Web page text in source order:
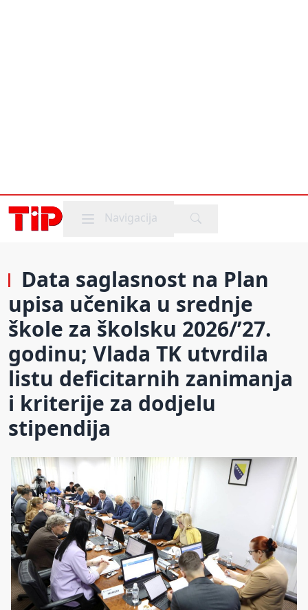
Mobile menu
Navigacija
Data saglasnost na Plan
upisa učenika u srednje
škole za školsku 2026/’27.
godinu; Vlada TK utvrdila
listu deficitarnih zanimanja
i kriterije za dodjelu
stipendija